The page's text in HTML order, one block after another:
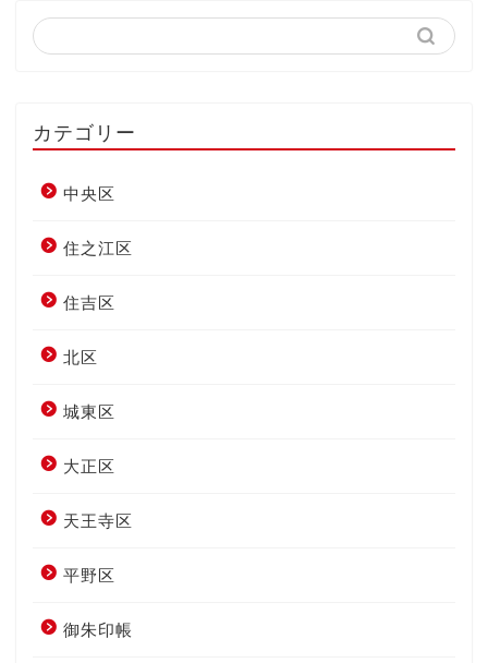
カテゴリー
中央区
住之江区
住吉区
北区
城東区
大正区
天王寺区
平野区
御朱印帳